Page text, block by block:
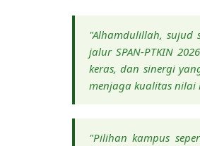
"Alhamdulillah, sujud
jalur SPAN-PTKIN
keras, dan sinergi
menjaga kualitas nilai
"Pilihan kampus